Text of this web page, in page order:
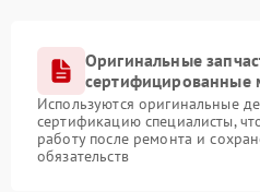
Оригинальные
сертифицированные
Используются оригинальные
сертификацию специалисты,
работу после ремонта и
обязательств